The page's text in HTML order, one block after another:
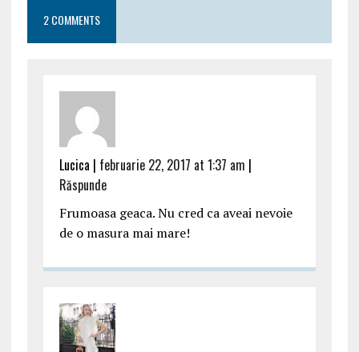
2 COMMENTS
Lucica | februarie 22, 2017 at 1:37 am |
Răspunde
Frumoasa geaca. Nu cred ca aveai nevoie
de o masura mai mare!